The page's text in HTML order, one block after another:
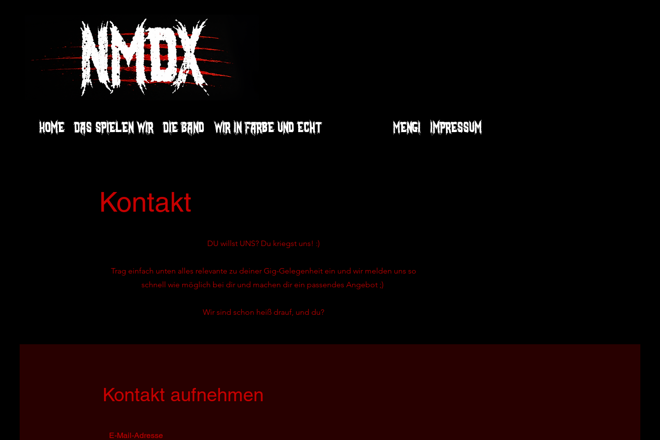
Home Das spielen wir Die Band Wir in Farbe und Echt Mengi Impressum
Kontakt
DU willst UNS? Du kriegst uns! :)
Trag einfach unten alles relevante zu deiner Gig-Gelegenheit ein und wir melden uns so
schnell wie möglich bei dir und machen dir ein passendes Angebot ;)
Wir sind schon heiß drauf, und du?
Kontakt aufnehmen
E-Mail-Adresse